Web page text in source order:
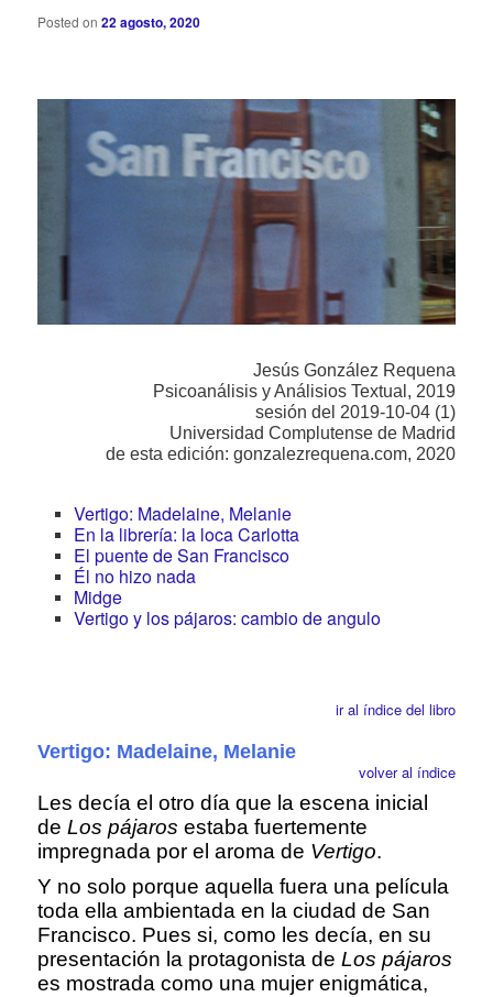
Posted on22 agosto, 2020
Jesús González Requena
Psicoanálisis y Análisios Textual, 2019
sesión del 2019-10-04 (1)
Universidad Complutense de Madrid
de esta edición: gonzalezrequena.com, 2020
Vertigo: Madelaine, Melanie
En la librería: la loca Carlotta
El puente de San Francisco
Él no hizo nada
Midge
Vertigo y los pájaros: cambio de angulo
ir al índice del libro
Vertigo: Madelaine, Melanie
volver al índice
Les decía el otro día que la escena inicial
deLos pájaros estaba fuertemente
impregnada por el aroma de Vertigo.
Y no solo porque aquella fuera una película
toda ella ambientada en la ciudad de San
Francisco. Pues si, como les decía, en su
presentación la protagonista deLos pájaros
es mostrada como una mujer enigmática,